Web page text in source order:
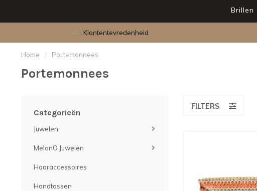
Brillen
Meer dan 30.000 tevreden klanten
Home / Portemonnees
Portemonnees
Categorieën
Juwelen
MelanO Juwelen
Haaraccessoires
Handtassen
FILTERS